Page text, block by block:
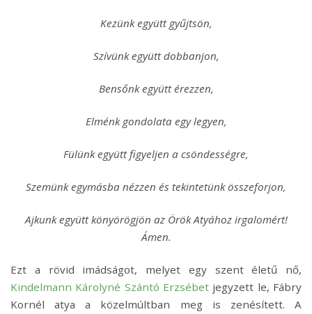
Kezünk együtt gyűjtsön,
Szívünk együtt dobbanjon,
Bensőnk együtt érezzen,
Elménk gondolata egy legyen,
Fülünk együtt figyeljen a csöndességre,
Szemünk egymásba nézzen és tekintetünk összeforjon,
Ajkunk együtt könyörögjön az Örök Atyához irgalomért!
Ámen.
Ezt a rövid imádságot, melyet egy szent életű nő,
Kindelmann Károlyné Szántó Erzsébet jegyzett le, Fábry
Kornél atya a közelmúltban meg is zenésített. A